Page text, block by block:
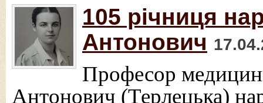
105 річниця
Антонович
Професор
Антонович (Терлецька)